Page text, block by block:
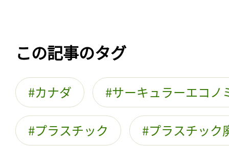
この記事のタグ
カナダ サーキュラーエコノ
プラスチック プラスチック